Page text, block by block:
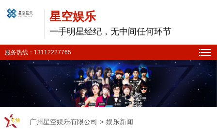
星空娱乐
一手明星经纪，无中间任何环节
服务热线：13112227765
广州星空娱乐有限公司 > 娱乐新闻